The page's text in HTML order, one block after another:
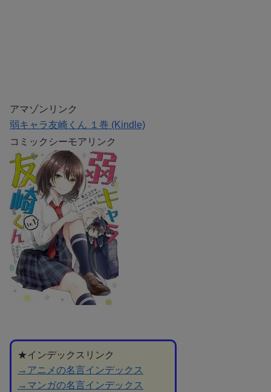
アマゾンリンク
弱キャラ友崎くん １巻 (Kindle)
コミックシーモアリンク
★インデックスリンク
→アニメの名言インデックス
→マンガの名言インデックス